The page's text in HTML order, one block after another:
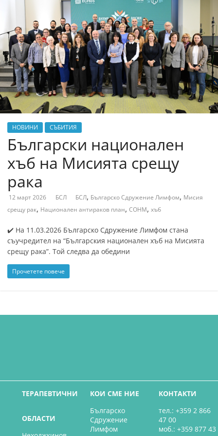
НОВИНИ СЪБИТИЯ
Български национален
хъб на Мисията срещу
рака
12 март 2026 БСЛ БСЛ, Българско Сдружение Лимфом, Мисия
срещу рак, Национален антираков план, СОНМ, хъб
✔️ На 11.03.2026 Българско Сдружение Лимфом стана
съучредител на “Българския национален хъб на Мисията
срещу рака”. Той следва да обедини
Прочетете повече
ТЕРАПЕВТИЧНИ
ОБЛАСТИ
КОИ СМЕ НИЕ
Българско
Сдружение
Лимфом
КОНТАКТИ
тел.: +359 2 866
47 00
моб.: +359 877 43